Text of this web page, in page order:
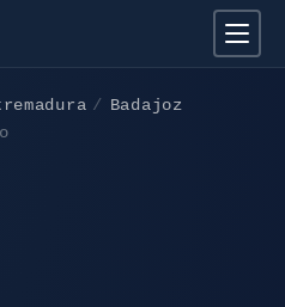
Badajoz